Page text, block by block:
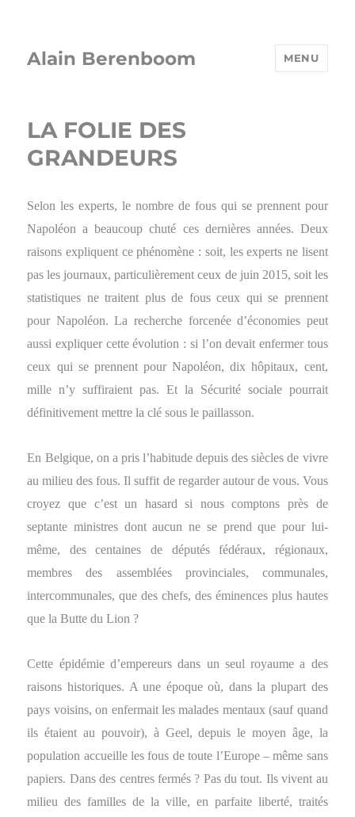
Alain Berenboom MENU
LA FOLIE DES
GRANDEURS
Selon les experts, le nombre de fous qui se prennent pour
Napoléon a beaucoup chuté ces dernières années. Deux
raisons expliquent ce phénomène : soit, les experts ne lisent
pas les journaux, particulièrement ceux de juin 2015, soit les
statistiques ne traitent plus de fous ceux qui se prennent
pour Napoléon. La recherche forcenée d’économies peut
aussi expliquer cette évolution : si l’on devait enfermer tous
ceux qui se prennent pour Napoléon, dix hôpitaux, cent,
mille n’y suffiraient pas. Et la Sécurité sociale pourrait
définitivement mettre la clé sous le paillasson.
En Belgique, on a pris l’habitude depuis des siècles de vivre
au milieu des fous. Il suffit de regarder autour de vous. Vous
croyez que c’est un hasard si nous comptons près de
septante ministres dont aucun ne se prend que pour lui-
même, des centaines de députés fédéraux, régionaux,
membres des assemblées provinciales, communales,
intercommunales, que des chefs, des éminences plus hautes
que la Butte du Lion ?
Cette épidémie d’empereurs dans un seul royaume a des
raisons historiques. A une époque où, dans la plupart des
pays voisins, on enfermait les malades mentaux (sauf quand
ils étaient au pouvoir), à Geel, depuis le moyen âge, la
population accueille les fous de toute l’Europe – même sans
papiers. Dans des centres fermés ? Pas du tout. Ils vivent au
milieu des familles de la ville, en parfaite liberté, traités